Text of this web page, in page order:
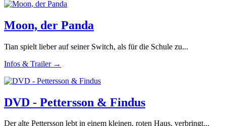
Moon, der Panda
Tian spielt lieber auf seiner Switch, als für die Schule zu...
Infos & Trailer →
DVD - Pettersson & Findus
Der alte Pettersson lebt in einem kleinen, roten Haus, verbringt...